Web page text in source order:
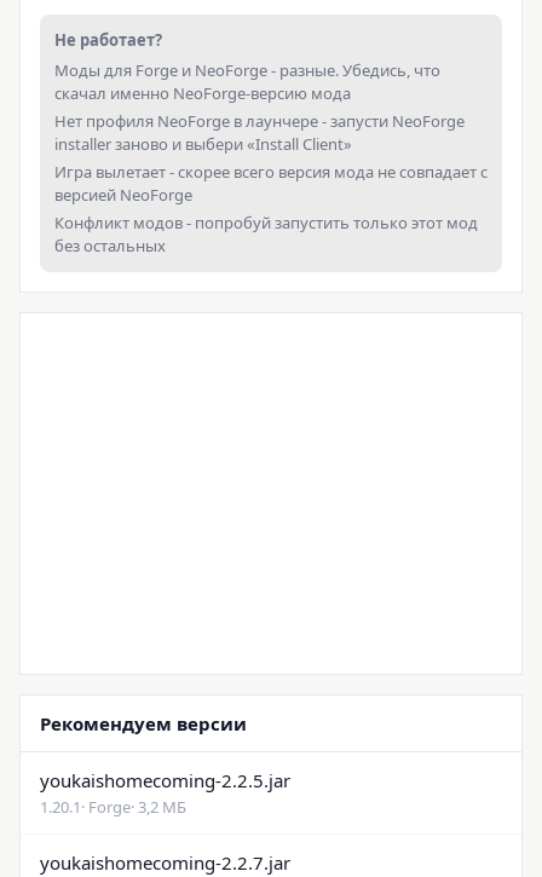
Не работает?
Моды для Forge и NeoForge - разные. Убедись, что
скачал именно NeoForge-версию мода
Нет профиля NeoForge в лаунчере - запусти NeoForge
installer заново и выбери «Install Client»
Игра вылетает - скорее всего версия мода не совпадает с
версией NeoForge
Конфликт модов - попробуй запустить только этот мод
без остальных
Рекомендуем версии
youkaishomecoming-2.2.5.jar
1.20.1· Forge· 3,2 МБ
youkaishomecoming-2.2.7.jar